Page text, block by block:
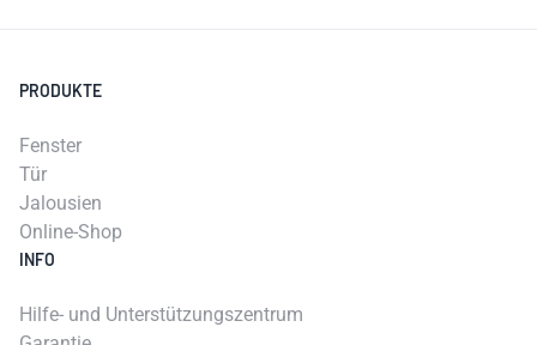
PRODUKTE
Fenster
Tür
Jalousien
Online-Shop
INFO
Hilfe- und Unterstützungszentrum